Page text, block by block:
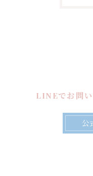
LINEでお問
公